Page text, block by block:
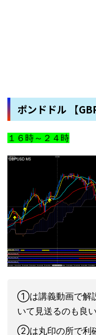
ポンドドル 【
１６時～２４時
①は講義動画で解
いて見送るのも良
②は丸印の所で利